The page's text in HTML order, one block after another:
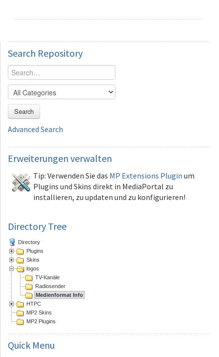
Search Repository
Search
Advanced Search
Erweiterungen verwalten
Tip: Verwenden Sie das MP Extensions Plugin um
Plugins und Skins direkt in MediaPortal zu
installieren, zu updaten und zu konfigurieren!
Directory Tree
Directory
Plugins
Skins
logos
TV-Kanäle
Radiosender
Medienformat Info
HTPC
MP2 Skins
MP2 Plugins
Quick Menu